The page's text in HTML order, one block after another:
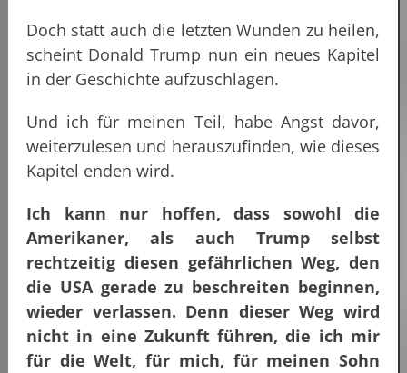
Doch statt auch die letzten Wunden zu heilen,
scheint Donald Trump nun ein neues Kapitel
in der Geschichte aufzuschlagen.
Und ich für meinen Teil, habe Angst davor,
weiterzulesen und herauszufinden, wie dieses
Kapitel enden wird.
Ich kann nur hoffen, dass sowohl die
Amerikaner, als auch Trump selbst
rechtzeitig diesen gefährlichen Weg, den
die USA gerade zu beschreiten beginnen,
wieder verlassen. Denn dieser Weg wird
nicht in eine Zukunft führen, die ich mir
für die Welt, für mich, für meinen Sohn